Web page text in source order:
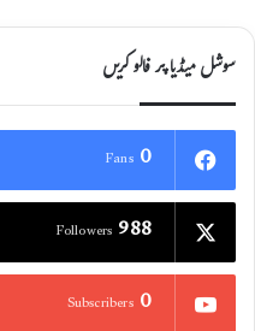
سوشل میڈیا پر فالو کریں
0
Fans
988
Followers
0
Subscribers